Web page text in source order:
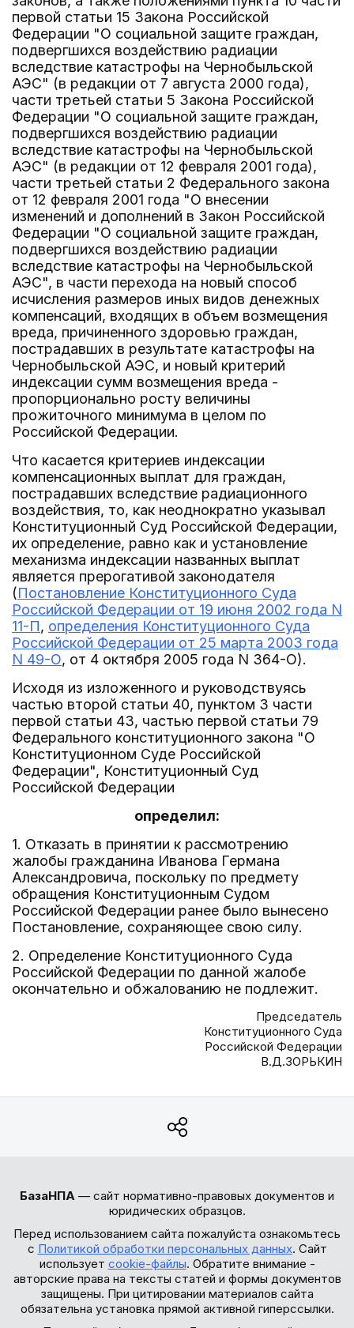
первой статьи 15 Закона Российской
Федерации "О социальной защите граждан,
подвергшихся воздействию радиации
вследствие катастрофы на Чернобыльской
АЭС" (в редакции от 7 августа 2000 года),
части третьей статьи 5 Закона Российской
Федерации "О социальной защите граждан,
подвергшихся воздействию радиации
вследствие катастрофы на Чернобыльской
АЭС" (в редакции от 12 февраля 2001 года),
части третьей статьи 2 Федерального закона
от 12 февраля 2001 года "О внесении
изменений и дополнений в Закон Российской
Федерации "О социальной защите граждан,
подвергшихся воздействию радиации
вследствие катастрофы на Чернобыльской
АЭС", в части перехода на новый способ
исчисления размеров иных видов денежных
компенсаций, входящих в объем возмещения
вреда, причиненного здоровью граждан,
пострадавших в результате катастрофы на
Чернобыльской АЭС, и новый критерий
индексации сумм возмещения вреда -
пропорционально росту величины
прожиточного минимума в целом по
Российской Федерации.
Что касается критериев индексации
компенсационных выплат для граждан,
пострадавших вследствие радиационного
воздействия, то, как неоднократно указывал
Конституционный Суд Российской Федерации,
их определение, равно как и установление
механизма индексации названных выплат
является прерогативой законодателя
(Постановление Конституционного Суда
Российской Федерации от 19 июня 2002 года N
11-П, определения Конституционного Суда
Российской Федерации от 25 марта 2003 года
N 49-О, от 4 октября 2005 года N 364-О).
Исходя из изложенного и руководствуясь
частью второй статьи 40, пунктом 3 части
первой статьи 43, частью первой статьи 79
Федерального конституционного закона "О
Конституционном Суде Российской
Федерации", Конституционный Суд
Российской Федерации
определил:
1. Отказать в принятии к рассмотрению
жалобы гражданина Иванова Германа
Александровича, поскольку по предмету
обращения Конституционным Судом
Российской Федерации ранее было вынесено
Постановление, сохраняющее свою силу.
2. Определение Конституционного Суда
Российской Федерации по данной жалобе
окончательно и обжалованию не подлежит.
Председатель
Конституционного Суда
Российской Федерации
В.Д.ЗОРЬКИН
БазаНПА — сайт нормативно-правовых документов и
юридических образцов.
Перед использованием сайта пожалуйста ознакомьтесь
с Политикой обработки персональных данных. Сайт
использует cookie-файлы. Обратите внимание -
авторские права на тексты статей и формы документов
защищены. При цитировании материалов сайта
обязательна установка прямой активной гиперссылки.